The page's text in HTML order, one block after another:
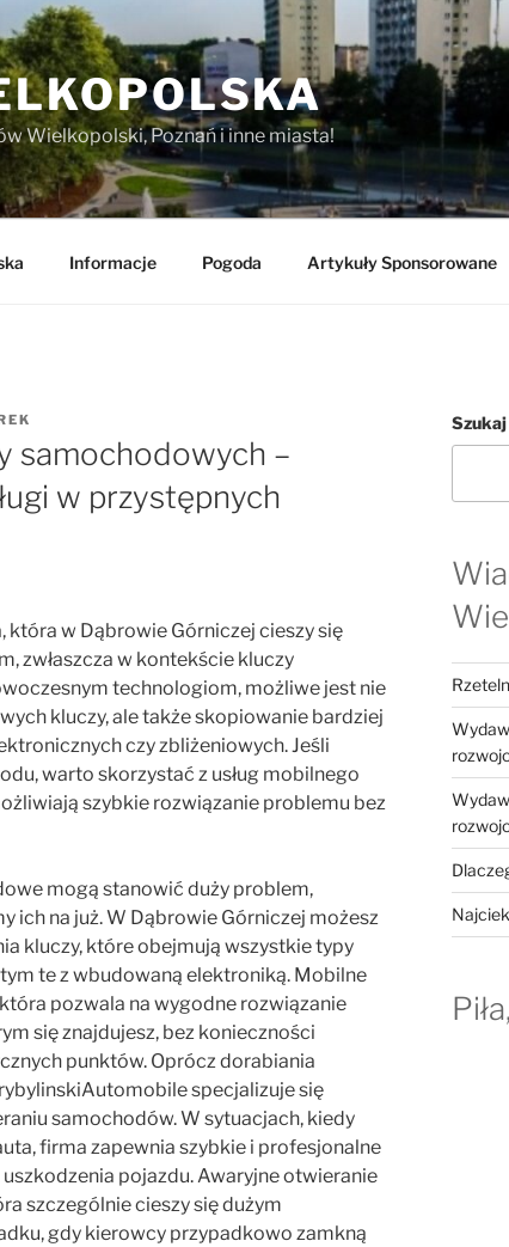
Wielkopolski, Poznań i inne miasta!
Informacje Pogoda Artykuły Sponsorowane
samochodowych –
w przystępnych
która w Dąbrowie Górniczej cieszy się
zwłaszcza w kontekście kluczy
technologiom, możliwe jest nie
kluczy, ale także skopiowanie bardziej
czy zbliżeniowych. Jeśli
warto skorzystać z usług mobilnego
szybkie rozwiązanie problemu bez
mogą stanowić duży problem,
ich na już. W Dąbrowie Górniczej możesz
kluczy, które obejmują wszystkie typy
te z wbudowaną elektroniką. Mobilne
pozwala na wygodne rozwiązanie
się znajdujesz, bez konieczności
punktów. Oprócz dorabiania
specjalizuje się
samochodów. W sytuacjach, kiedy
firma zapewnia szybkie i profesjonalne
pojazdu. Awaryjne otwieranie
szczególnie cieszy się dużym
gdy kierowcy przypadkowo zamkną
Szukaj